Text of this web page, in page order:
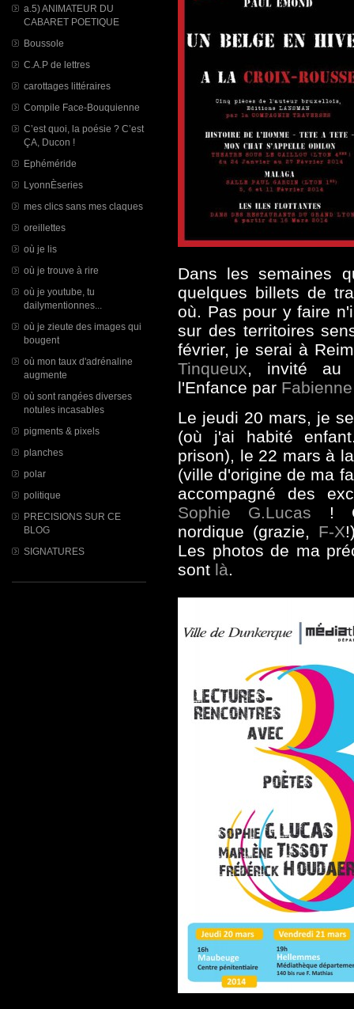
a.5) ANIMATEUR DU
CABARET POETIQUE
Boussole
C.A.P de lettres
carottages littéraires
Compile Face-Bouquienne
C’est quoi, la poésie ? C’est
ÇA, Ducon !
Ephéméride
LyonnÈseries
mes clics sans mes claques
oreillettes
où je lis
où je trouve à rire
où je youtube, tu
dailymentionnes...
où je zieute des images qui
bougent
où mon taux d'adrénaline
augmente
où sont rangées diverses
notules incasables
pigments & pixels
planches
polar
politique
PRECISIONS SUR CE
BLOG
SIGNATURES
Dans les semaines
quelques billets de
où. Pas pour y faire
sur des territoires
février, je serai à
Tinqueux, invité au
l'Enfance par
Le jeudi 20 mars, je
(où j'ai habité
prison), le 22 mars à
(ville d'origine de ma
accompagné des
Sophie G.Lucas !
nordique (grazie, F-X
Les photos de ma
sont là.